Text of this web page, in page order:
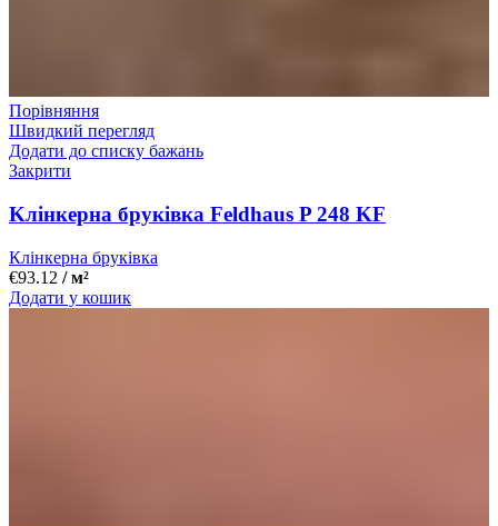
Порівняння
Швидкий перегляд
Додати до списку бажань
Закрити
Kлінкерна бруківка Feldhaus P 248 KF
Клінкерна бруківка
€93.12 / м²
Додати у кошик